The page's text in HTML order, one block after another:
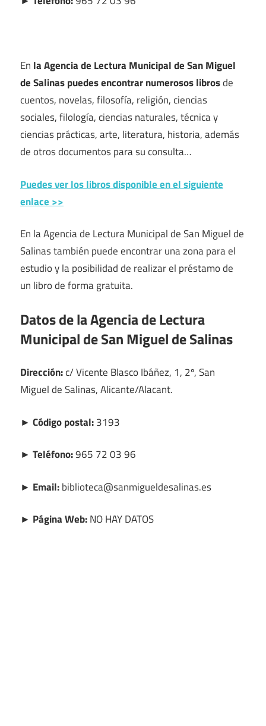
En la Agencia de Lectura Municipal de San Miguel
de Salinas puedes encontrar numerosos librosde
cuentos, novelas, filosofía, religión, ciencias
sociales, filología, ciencias naturales, técnica y
ciencias prácticas, arte, literatura, historia, además
de otros documentos para su consulta…
Puedes ver los libros disponible en el siguiente
enlace >>
En la Agencia de Lectura Municipal de San Miguel de
Salinas también puede encontrar una zona para el
estudio y la posibilidad de realizar el préstamo de
un libro de forma gratuita.
Datos de la Agencia de Lectura
Municipal de San Miguel de Salinas
Dirección:c/ Vicente Blasco Ibáñez, 1, 2º, San
Miguel de Salinas, Alicante/Alacant.
► Código postal:3193
► Teléfono:965 72 03 96
► Email:biblioteca@sanmigueldesalinas.es
► Página Web:NO HAY DATOS